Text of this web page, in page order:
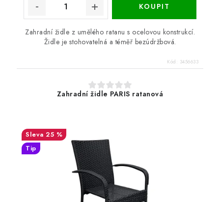
Zahradní židle z umělého ratanu s ocelovou konstrukcí.
Židle je stohovatelná a téměř bezúdržbová.
Kód: 3456633
Zahradní židle PARIS ratanová
25 %
Tip